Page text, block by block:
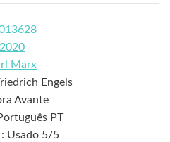
2020
Marx
Engels
Avante
PT
: Usado 5/5